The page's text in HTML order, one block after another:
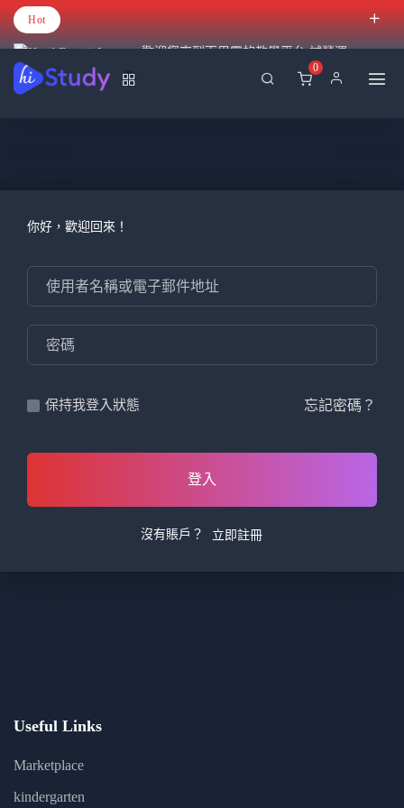
Hot
歡迎您來到百里霧的教學平台 試營運
0
你好，歡迎回來！
保持我登入狀態 忘記密碼？
登入
沒有賬戶？ 立即註冊
Useful Links
Marketplace
kindergarten